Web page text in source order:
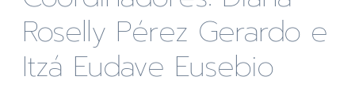
Roselly Pérez Gerardo e
Itzá Eudave Eusebio